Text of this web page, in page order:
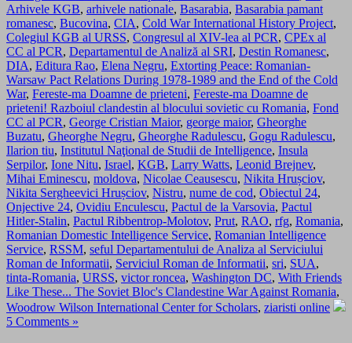
Arhivele KGB, arhivele nationale, Basarabia, Basarabia pamant
romanesc, Bucovina, CIA, Cold War International History Project,
Colegiul KGB al URSS, Congresul al XIV-lea al PCR, CPEx al
CC al PCR, Departamentul de Analiză al SRI, Destin Romanesc,
DIA, Editura Rao, Elena Negru, Extorting Peace: Romanian-
Warsaw Pact Relations During 1978-1989 and the End of the Cold
War, Fereste-ma Doamne de prieteni, Fereste-ma Doamne de
prieteni! Razboiul clandestin al blocului sovietic cu Romania, Fond
CC al PCR, George Cristian Maior, george maior, Gheorghe
Buzatu, Gheorghe Negru, Gheorghe Radulescu, Gogu Radulescu,
Ilarion tiu, Institutul Naţional de Studii de Intelligence, Insula
Serpilor, Ione Nitu, Israel, KGB, Larry Watts, Leonid Brejnev,
Mihai Eminescu, moldova, Nicolae Ceausescu, Nikita Hrușciov,
Nikita Sergheevici Hrușciov, Nistru, nume de cod, Obiectul 24,
Onjective 24, Ovidiu Enculescu, Pactul de la Varsovia, Pactul
Hitler-Stalin, Pactul Ribben­trop-Molotov, Prut, RAO, rfg, Romania,
Romanian Domestic Intelligence Service, Romanian Intelligence
Service, RSSM, seful Departamentului de Analiza al Serviciului
Roman de Informatii, Serviciul Roman de Informatii, sri, SUA,
tinta-Romania, URSS, victor roncea, Washington DC, With Friends
Like These... The Soviet Bloc's Clandestine War Against Romania,
Woodrow Wilson International Center for Scholars, ziaristi online
5 Comments »